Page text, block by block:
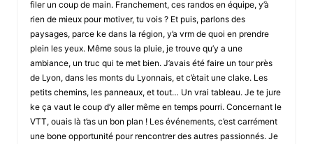
filer un coup de main. Franchement, ces randos en équipe, y’à
rien de mieux pour motiver, tu vois ? Et puis, parlons des
paysages, parce ke dans la région, y’a vrm de quoi en prendre
plein les yeux. Même sous la pluie, je trouve qu’y a une
ambiance, un truc qui te met bien. J’avais été faire un tour près
de Lyon, dans les monts du Lyonnais, et c’ètait une clake. Les
petits chemins, les panneaux, et tout… Un vrai tableau. Je te jure
ke ça vaut le coup d’y aller même en temps pourri. Concernant le
VTT, ouais là t’as un bon plan ! Les événements, c’est carrément
une bone opportunité pour rencontrer des autres passionnés. Je